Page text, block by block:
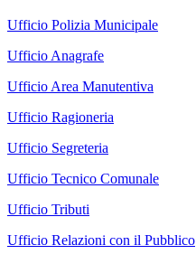
Ufficio Polizia Municipale
Ufficio Anagrafe
Ufficio Area Manutentiva
Ufficio Ragioneria
Ufficio Segreteria
Ufficio Tecnico Comunale
Ufficio Tributi
Ufficio Relazioni con il Pubblico